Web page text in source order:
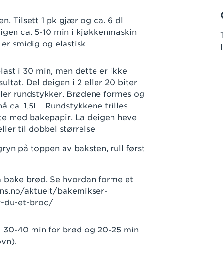
Tilsett 1 pk gjær og ca. 6 dl
ca. 5-10 min i kjøkkenmaskin
smidig og elastisk
i 30 min, men dette er ikke
Del deigen i 2 eller 20 biter
rundstykker. Brødene formes og
ca. 1,5L. Rundstykkene trilles
med bakepapir. La deigen heve
til dobbel størrelse
på toppen av baksten, rull først
brød. Se hvordan forme et
aktuelt/bakemikser-
du-et-brod/
30-40 min for brød og 20-25 min